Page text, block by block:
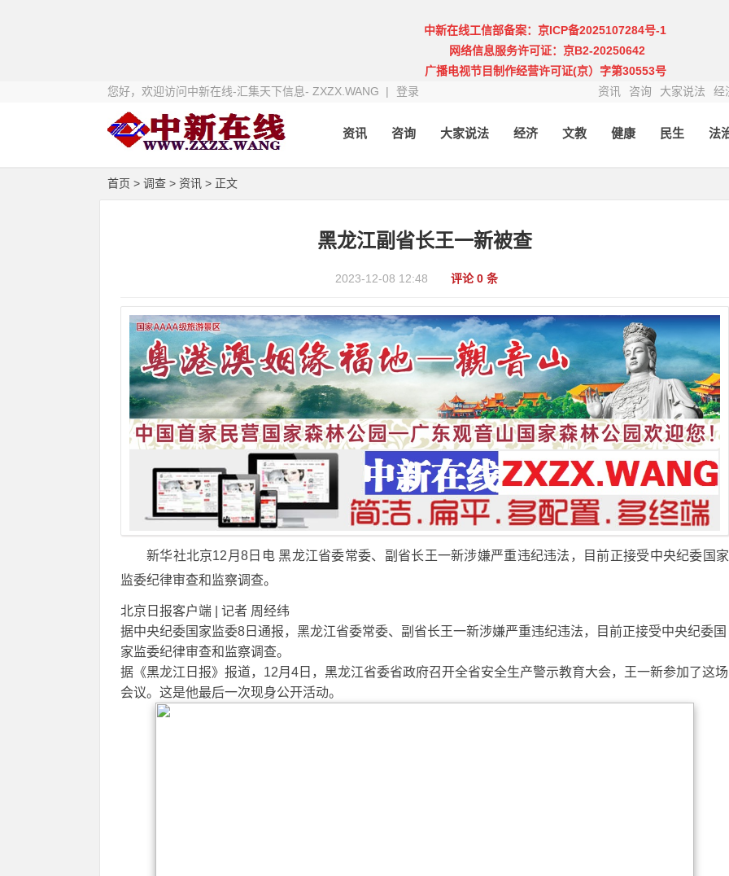
中新在线工信部备案：京ICP备2025107284号-1
网络信息服务许可证：京B2-20250642
广播电视节目制作经营许可证(京）字第30553号
您好，欢迎访问中新在线-汇集天下信息- ZXZX.WANG |
登录 资讯 咨询 大家说法 经
资讯 咨询 大家说法 经济 文教 健康 民生 法
首页 > 调查 > 资讯 > 正文
黑龙江副省长王一新被查
2023-12-08 12:48 评论 0 条
新华社北京12月8日电 黑龙江省委常委、副省长王一新涉嫌严重违纪违法，目前正接受中央纪委国家
监委纪律审查和监察调查。
北京日报客户端 | 记者 周经纬
据中央纪委国家监委8日通报，黑龙江省委常委、副省长王一新涉嫌严重违纪违法，目前正接受中央纪委国
家监委纪律审查和监察调查。
据《黑龙江日报》报道，12月4日，黑龙江省委省政府召开全省安全生产警示教育大会，王一新参加了这场
会议。这是他最后一次现身公开活动。